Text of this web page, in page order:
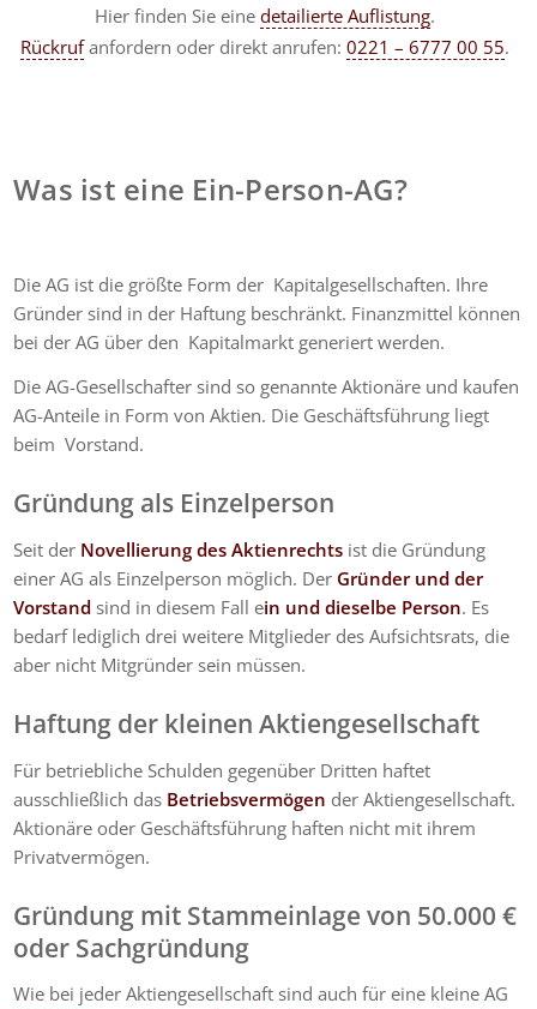
Hier finden Sie einedetailierte Auflistung.
Rückrufanfordern oder direkt anrufen:0221 – 6777 00 55.
Was ist eine Ein-Person-AG?
Die AG ist die größte Form der Kapitalgesellschaften. Ihre
Gründer sind in der Haftung beschränkt. Finanzmittel können
bei der AG über den Kapitalmarkt generiert werden.
Die AG-Gesellschafter sind so genannte Aktionäre und kaufen
AG-Anteile in Form von Aktien. Die Geschäftsführung liegt
beim Vorstand.
Gründung als Einzelperson
Seit der Novellierung des Aktienrechts ist die Gründung
einer AG als Einzelperson möglich. Der Gründer und der
Vorstand sind in diesem Fall ein und dieselbe Person. Es
bedarf lediglich drei weitere Mitglieder des Aufsichtsrats, die
aber nicht Mitgründer sein müssen.
Haftung der kleinen Aktiengesellschaft
Für betriebliche Schulden gegenüber Dritten haftet
ausschließlich das Betriebsvermögen der Aktiengesellschaft.
Aktionäre oder Geschäftsführung haften nicht mit ihrem
Privatvermögen.
Gründung mit Stammeinlage von 50.000 €
oder Sachgründung
Wie bei jeder Aktiengesellschaft sind auch für eine kleine AG